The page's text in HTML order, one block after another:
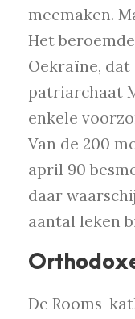
meemaken.
Het
Oekraïne,
patriarchaat
enkele
Van de 200
april 90
daar
aantal leken
De Rooms-